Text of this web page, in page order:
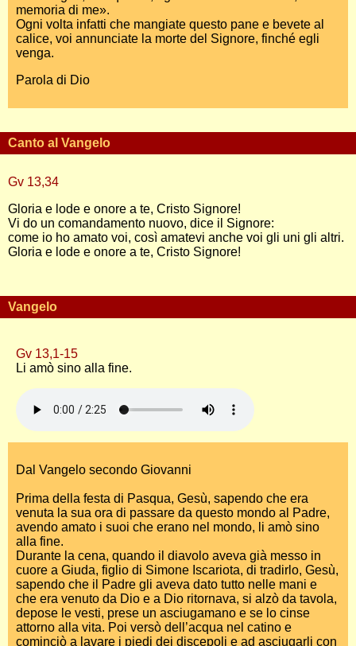
memoria di me».
Ogni volta infatti che mangiate questo pane e bevete al
calice, voi annunciate la morte del Signore, finché egli
venga.
Parola di Dio
Canto al Vangelo
Gv 13,34
Gloria e lode e onore a te, Cristo Signore!
Vi do un comandamento nuovo, dice il Signore:
come io ho amato voi, così amatevi anche voi gli uni gli altri.
Gloria e lode e onore a te, Cristo Signore!
Vangelo
Gv 13,1-15
Li amò sino alla fine.
Dal Vangelo secondo Giovanni
Prima della festa di Pasqua, Gesù, sapendo che era
venuta la sua ora di passare da questo mondo al Padre,
avendo amato i suoi che erano nel mondo, li amò sino
alla fine.
Durante la cena, quando il diavolo aveva già messo in
cuore a Giuda, figlio di Simone Iscariota, di tradirlo, Gesù,
sapendo che il Padre gli aveva dato tutto nelle mani e
che era venuto da Dio e a Dio ritornava, si alzò da tavola,
depose le vesti, prese un asciugamano e se lo cinse
attorno alla vita. Poi versò dell’acqua nel catino e
cominciò a lavare i piedi dei discepoli e ad asciugarli con